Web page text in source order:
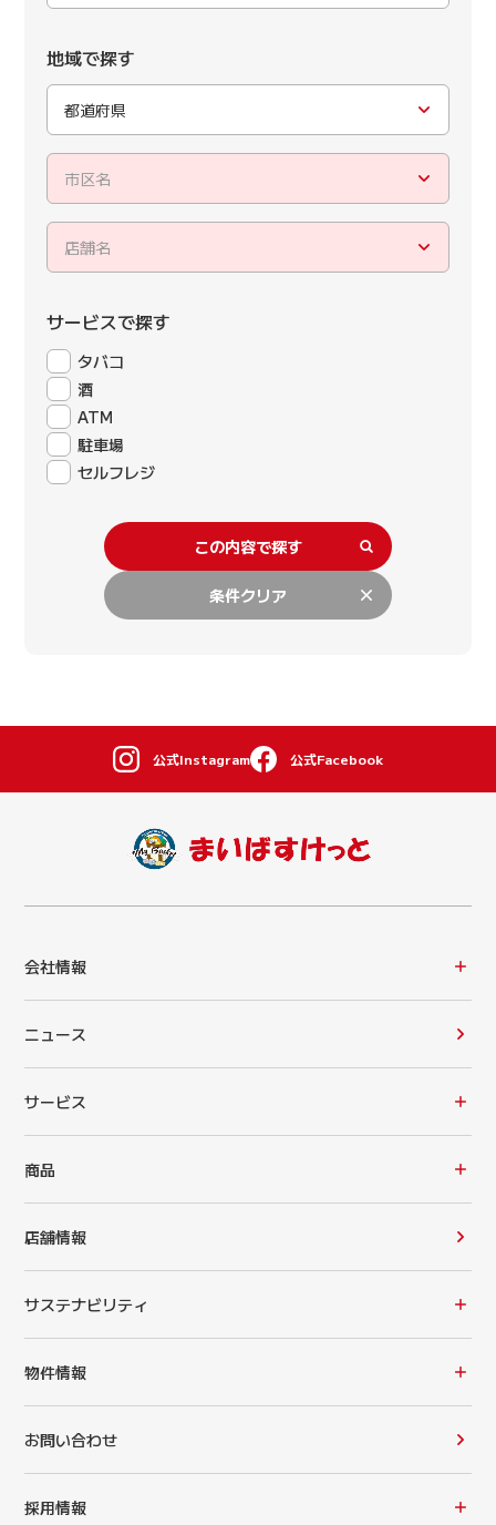
地域で探す
都道府県
市区名
店舗名
サービスで探す
タバコ
酒
ATM
駐車場
セルフレジ
この内容で探す
条件クリア
公式Instagram 公式Facebook
会社情報
ニュース
サービス
商品
店舗情報
サステナビリティ
物件情報
お問い合わせ
採用情報